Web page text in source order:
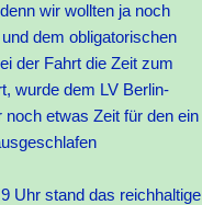
wir wollten ja noch
dem obligatorischen
der Fahrt die Zeit zum
wurde dem LV Berlin-
etwas Zeit für den ein
Uhr stand das reichhaltige